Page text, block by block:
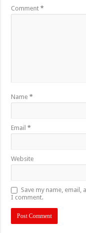
Comment*
Name*
Email*
Website
Save my name,
I comment.